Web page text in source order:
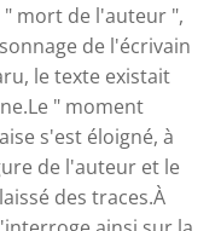
" mort de l'auteur ",
de l'écrivain
le texte existait
" moment
s'est éloigné, à
de l'auteur et le
des traces.À